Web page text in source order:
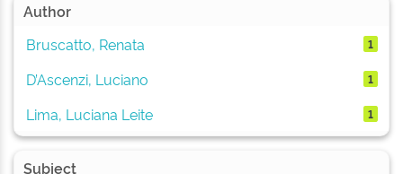
Author
Bruscatto, Renata
1
D’Ascenzi, Luciano 1
Lima, Luciana Leite 1
Subject